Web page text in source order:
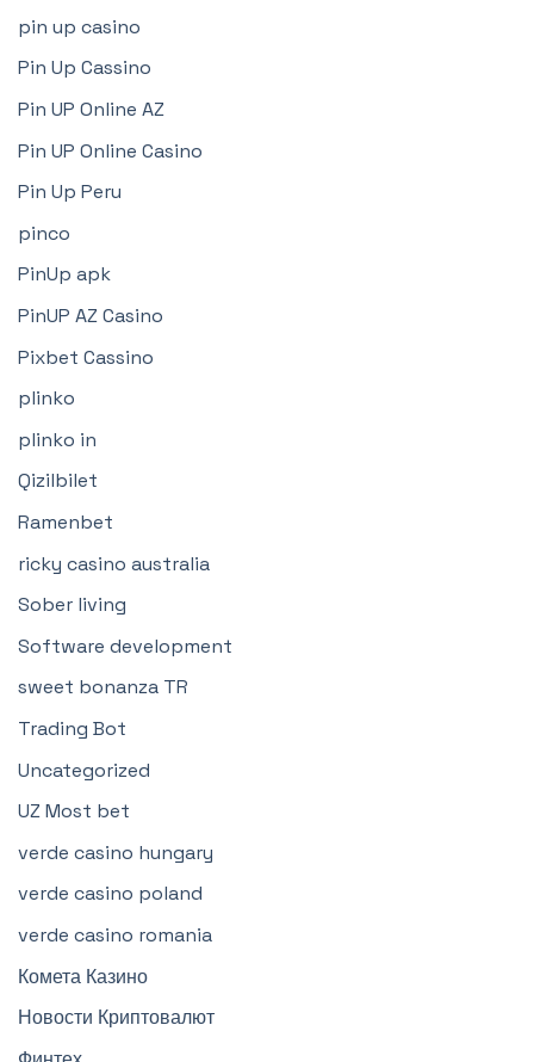
pin up casino
Pin Up Cassino
Pin UP Online AZ
Pin UP Online Casino
Pin Up Peru
pinco
PinUp apk
PinUP AZ Casino
Pixbet Cassino
plinko
plinko in
Qizilbilet
Ramenbet
ricky casino australia
Sober living
Software development
sweet bonanza TR
Trading Bot
Uncategorized
UZ Most bet
verde casino hungary
verde casino poland
verde casino romania
Комета Казино
Новости Криптовалют